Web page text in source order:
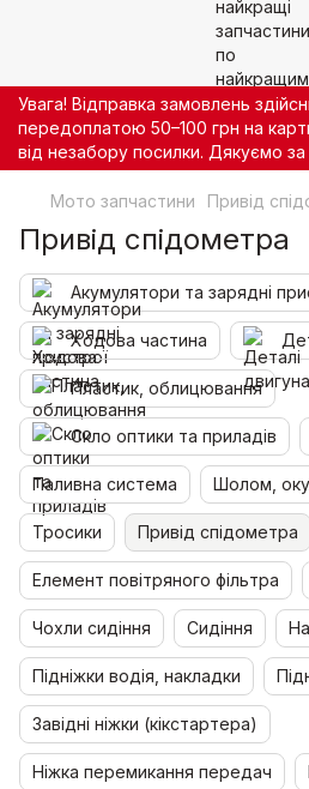
Увага! Відправка замовлень
передоплатою 50–100 грн на
від незабору посилки. Дякуємо за
Мото запчастини Привід
Привід спідометра
Акумулятори та зарядні
Ходова частина
Пластик, облицювання
Скло оптики та приладів
Паливна система Шолом,
Тросики Привід спідометра
Елемент повітряного фільтра
Чохли сидіння Сидіння
Підніжки водія, накладки
Завідні ніжки (кікстартера)
Ніжка перемикання передач